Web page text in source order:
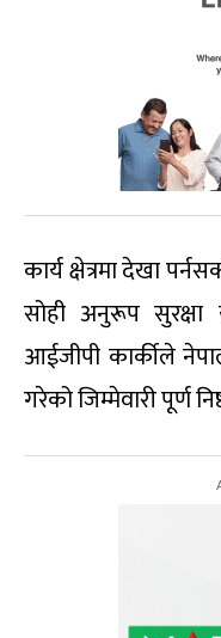
कार्य क्षेत्रमा देखा
सोही अनुरूप सुरक्षा
आईजीपी कार्कीले
गरेको जिम्मेवारी पूर्ण